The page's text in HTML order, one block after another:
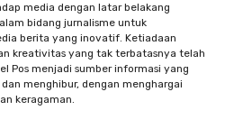
media dengan latar belakang
bidang jurnalisme untuk
berita yang inovatif. Ketiadaan
kreativitas yang tak terbatasnya telah
Pos menjadi sumber informasi yang
menghibur, dengan menghargai
keragaman.